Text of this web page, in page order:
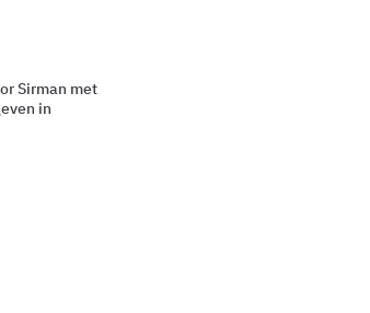
Sirman met
in